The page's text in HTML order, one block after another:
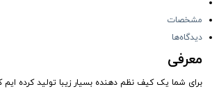
مشخصات
دیدگاه‌ها
معرفی
برای شما یک کیف نظم دهنده بسیار زیبا تولید کرده